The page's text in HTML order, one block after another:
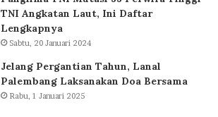
TNI Angkatan Laut, Ini Daftar
Lengkapnya
Sabtu, 20 Januari 2024
Jelang Pergantian Tahun, Lanal
Palembang Laksanakan Doa Bersama
Rabu, 1 Januari 2025